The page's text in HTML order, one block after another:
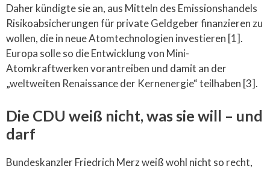
Daher kündigte sie an, aus Mitteln des Emissionshandels
Risikoabsicherungen für private Geldgeber finanzieren zu
wollen, die in neue Atomtechnologien investieren [1].
Europa solle so die Entwicklung von Mini-
Atomkraftwerken vorantreiben und damit an der
„weltweiten Renaissance der Kernenergie“ teilhaben [3].
Die CDU weiß nicht, was sie will – und
darf
Bundeskanzler Friedrich Merz weiß wohl nicht so recht,